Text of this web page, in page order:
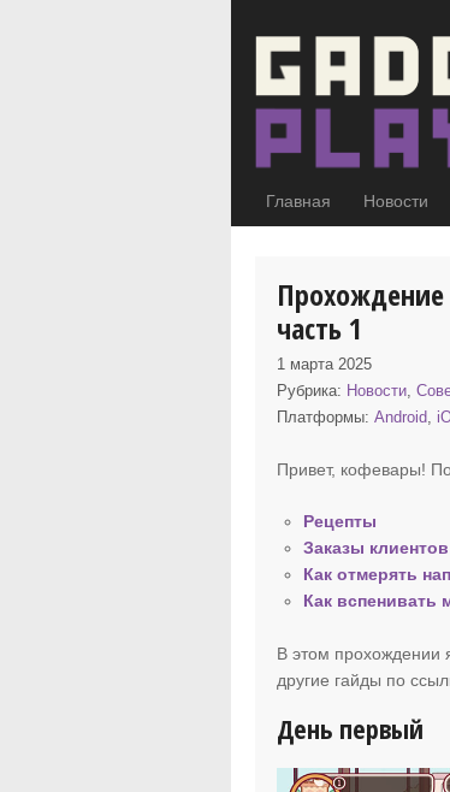
Главная Новости
часть 1
1 марта 2025
Рубрика: Новости,
Платформы:Android,
Привет, кофевары!
Рецепты
Заказы клиентов
Как отмерять
Как вспенивать
В этом прохождении
другие гайды по
День первый